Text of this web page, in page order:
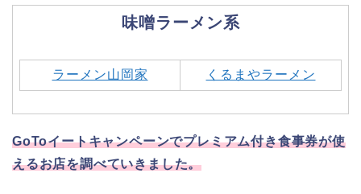
味噌ラーメン系
ラーメン山岡家 くるまやラーメン
GoToイートキャンペーンでプレミアム付き食事券が使
えるお店を調べていきました。